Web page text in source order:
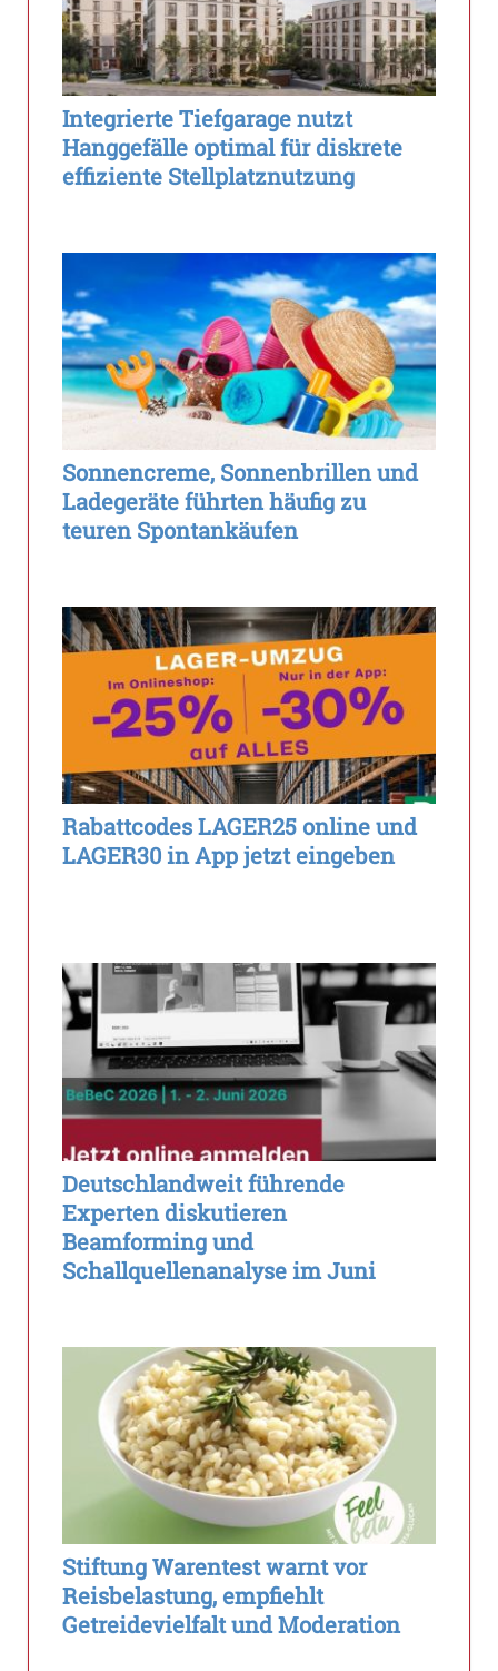
Integrierte Tiefgarage nutzt
Hanggefälle optimal für diskrete
effiziente Stellplatznutzung
Sonnencreme, Sonnenbrillen und
Ladegeräte führten häufig zu
teuren Spontankäufen
Rabattcodes LAGER25 online und
LAGER30 in App jetzt eingeben
Deutschlandweit führende
Experten diskutieren
Beamforming und
Schallquellenanalyse im Juni
Stiftung Warentest warnt vor
Reisbelastung, empfiehlt
Getreidevielfalt und Moderation